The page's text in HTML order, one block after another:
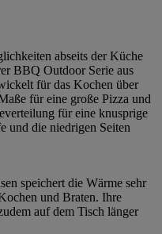
abseits der Küche
BBQ Outdoor Serie aus
für das Kochen über
für eine große Pizza und
für eine knusprige
und die niedrigen Seiten
speichert die Wärme sehr
und Braten. Ihre
auf dem Tisch länger